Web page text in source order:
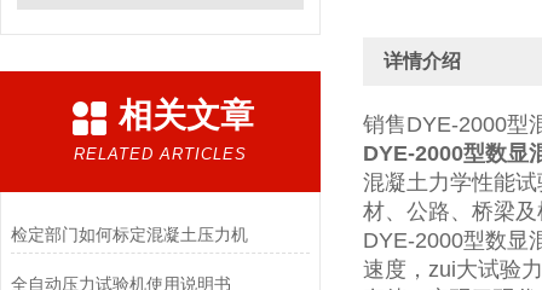
相关文章
RELATED ARTICLES
检定部门如何标定混凝土压力机
全自动压力试验机使用说明书
详情介绍
销售DYE-2000型
DYE-2000型数显
混凝土力学性能
材、公路、桥梁
DYE-2000型数显
速度，zui大试验